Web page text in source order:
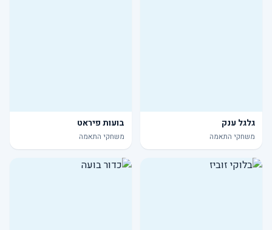
גלגל ענק
משחקי התאמה
בועות פיראט
משחקי התאמה